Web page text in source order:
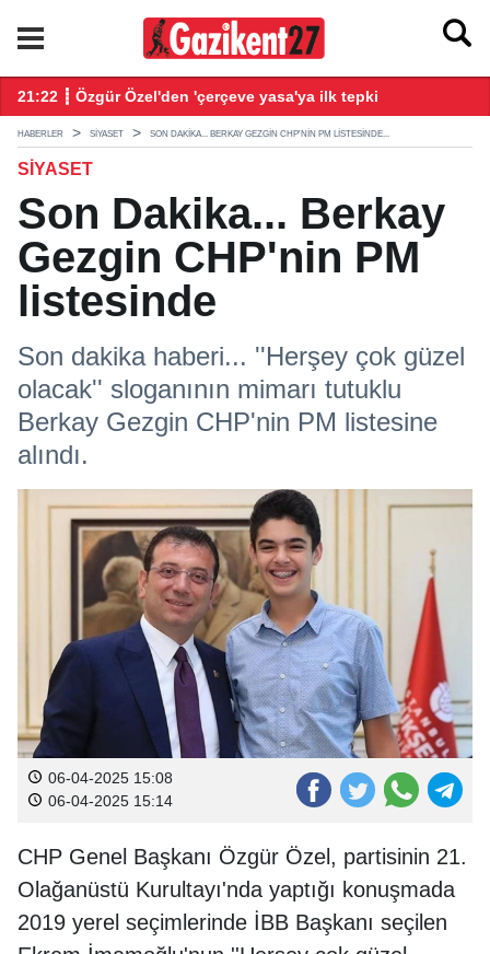
21:22 ┋ Özgür Özel'den 'çerçeve yasa'ya ilk tepki
HABERLER SIYASET SON DAKIKA... BERKAY GEZGIN CHP'NIN PM LISTESINDE...
SIYASET
Son Dakika... Berkay
Gezgin CHP'nin PM
listesinde
Son dakika haberi... ''Herşey çok güzel
olacak'' sloganının mimarı tutuklu
Berkay Gezgin CHP'nin PM listesine
alındı.
06-04-2025 15:08
06-04-2025 15:14
CHP Genel Başkanı Özgür Özel, partisinin 21.
Olağanüstü Kurultayı'nda yaptığı konuşmada
2019 yerel seçimlerinde İBB Başkanı seçilen